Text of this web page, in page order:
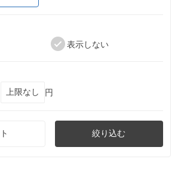
表示しない
円
絞り込む